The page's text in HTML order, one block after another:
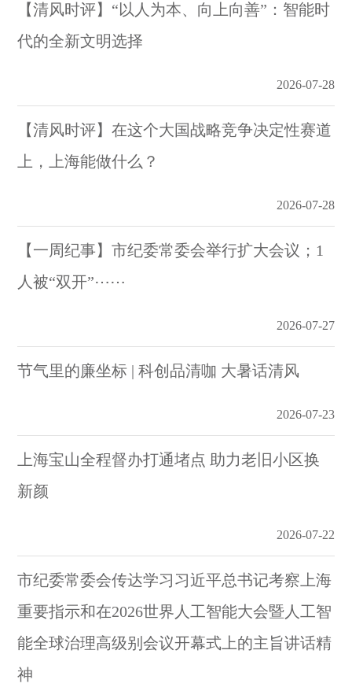
【清风时评】“以人为本、向上向善”：智能时
代的全新文明选择
2026-07-28
【清风时评】在这个大国战略竞争决定性赛道
上，上海能做什么？
2026-07-28
【一周纪事】市纪委常委会举行扩大会议；1
人被“双开”⋯⋯
2026-07-27
节气里的廉坐标 | 科创品清咖 大暑话清风
2026-07-23
上海宝山全程督办打通堵点 助力老旧小区换
新颜
2026-07-22
市纪委常委会传达学习习近平总书记考察上海
重要指示和在2026世界人工智能大会暨人工智
能全球治理高级别会议开幕式上的主旨讲话精
神